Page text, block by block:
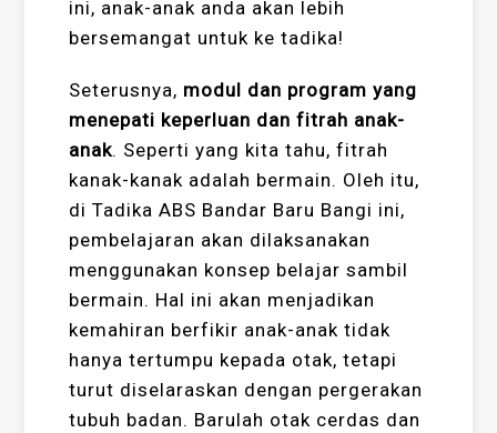
ini, anak-anak anda akan lebih
bersemangat untuk ke tadika!
Seterusnya, modul dan program yang
menepati keperluan dan fitrah anak-
anak. Seperti yang kita tahu, fitrah
kanak-kanak adalah bermain. Oleh itu,
di Tadika ABS Bandar Baru Bangi ini,
pembelajaran akan dilaksanakan
menggunakan konsep belajar sambil
bermain. Hal ini akan menjadikan
kemahiran berfikir anak-anak tidak
hanya tertumpu kepada otak, tetapi
turut diselaraskan dengan pergerakan
tubuh badan. Barulah otak cerdas dan